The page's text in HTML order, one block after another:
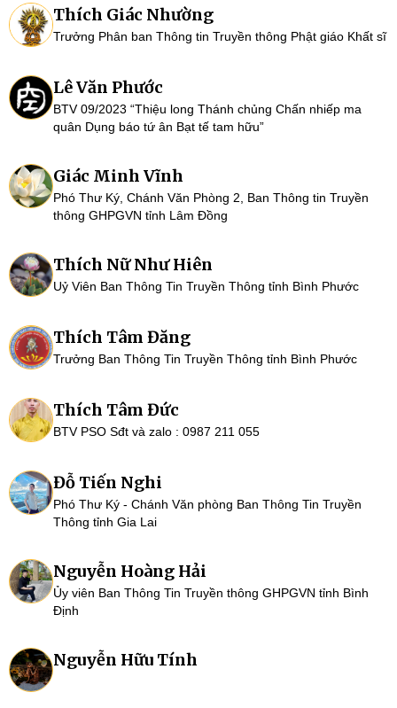
Thích Giác Nhường
Trưởng Phân ban Thông tin Truyền thông Phật giáo Khất sĩ
Lê Văn Phước
BTV 09/2023 “Thiệu long Thánh chủng Chấn nhiếp ma
quân Dụng báo tứ ân Bạt tế tam hữu”
Giác Minh Vĩnh
Phó Thư Ký, Chánh Văn Phòng 2, Ban Thông tin Truyền
thông GHPGVN tỉnh Lâm Đồng
Thích Nữ Như Hiên
Uỷ Viên Ban Thông Tin Truyền Thông tỉnh Bình Phước
Thích Tâm Đăng
Trưởng Ban Thông Tin Truyền Thông tỉnh Bình Phước
Thích Tâm Đức
BTV PSO Sđt và zalo : 0987 211 055
Đỗ Tiến Nghi
Phó Thư Ký - Chánh Văn phòng Ban Thông Tin Truyền
Thông tỉnh Gia Lai
Nguyễn Hoàng Hải
Ủy viên Ban Thông Tin Truyền thông GHPGVN tỉnh Bình
Định
Nguyễn Hữu Tính